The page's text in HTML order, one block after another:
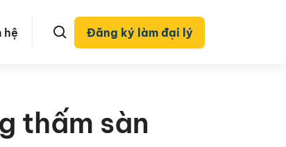
hệ Đăng ký làm đại lý
thấm sàn